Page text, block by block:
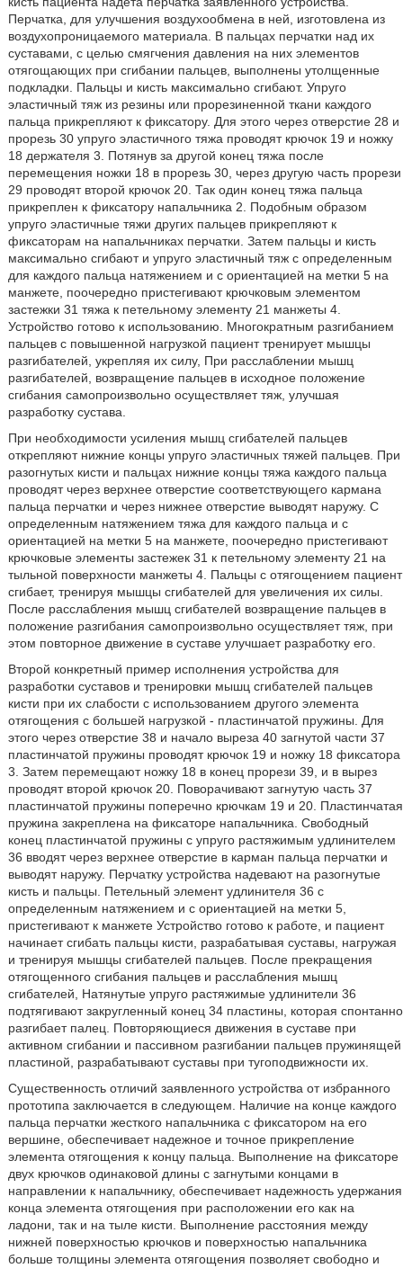
Перчатка, для улучшения воздухообмена в ней, изготовлена из
воздухопроницаемого материала. В пальцах перчатки над их
суставами, с целью смягчения давления на них элементов
отягощающих при сгибании пальцев, выполнены утолщенные
подкладки. Пальцы и кисть максимально сгибают. Упруго
эластичный тяж из резины или прорезиненной ткани каждого
пальца прикрепляют к фиксатору. Для этого через отверстие 28 и
прорезь 30 упруго эластичного тяжа проводят крючок 19 и ножку
18 держателя 3. Потянув за другой конец тяжа после
перемещения ножки 18 в прорезь 30, через другую часть прорези
29 проводят второй крючок 20. Так один конец тяжа пальца
прикреплен к фиксатору напальчника 2. Подобным образом
упруго эластичные тяжи других пальцев прикрепляют к
фиксаторам на напальчниках перчатки. Затем пальцы и кисть
максимально сгибают и упруго эластичный тяж с определенным
для каждого пальца натяжением и с ориентацией на метки 5 на
манжете, поочередно пристегивают крючковым элементом
застежки 31 тяжа к петельному элементу 21 манжеты 4.
Устройство готово к использованию. Многократным разгибанием
пальцев с повышенной нагрузкой пациент тренирует мышцы
разгибателей, укрепляя их силу, При расслаблении мышц
разгибателей, возвращение пальцев в исходное положение
сгибания самопроизвольно осуществляет тяж, улучшая
разработку сустава.
При необходимости усиления мышц сгибателей пальцев
открепляют нижние концы упруго эластичных тяжей пальцев. При
разогнутых кисти и пальцах нижние концы тяжа каждого пальца
проводят через верхнее отверстие соответствующего кармана
пальца перчатки и через нижнее отверстие выводят наружу. С
определенным натяжением тяжа для каждого пальца и с
ориентацией на метки 5 на манжете, поочередно пристегивают
крючковые элементы застежек 31 к петельному элементу 21 на
тыльной поверхности манжеты 4. Пальцы с отягощением пациент
сгибает, тренируя мышцы сгибателей для увеличения их силы.
После расслабления мышц сгибателей возвращение пальцев в
положение разгибания самопроизвольно осуществляет тяж, при
этом повторное движение в суставе улучшает разработку его.
Второй конкретный пример исполнения устройства для
разработки суставов и тренировки мышц сгибателей пальцев
кисти при их слабости с использованием другого элемента
отягощения с большей нагрузкой - пластинчатой пружины. Для
этого через отверстие 38 и начало выреза 40 загнутой части 37
пластинчатой пружины проводят крючок 19 и ножку 18 фиксатора
3. Затем перемещают ножку 18 в конец прорези 39, и в вырез
проводят второй крючок 20. Поворачивают загнутую часть 37
пластинчатой пружины поперечно крючкам 19 и 20. Пластинчатая
пружина закреплена на фиксаторе напальчника. Свободный
конец пластинчатой пружины с упруго растяжимым удлинителем
36 вводят через верхнее отверстие в карман пальца перчатки и
выводят наружу. Перчатку устройства надевают на разогнутые
кисть и пальцы. Петельный элемент удлинителя 36 с
определенным натяжением и с ориентацией на метки 5,
пристегивают к манжете Устройство готово к работе, и пациент
начинает сгибать пальцы кисти, разрабатывая суставы, нагружая
и тренируя мышцы сгибателей пальцев. После прекращения
отягощенного сгибания пальцев и расслабления мышц
сгибателей, Натянутые упруго растяжимые удлинители 36
подтягивают закругленный конец 34 пластины, которая спонтанно
разгибает палец. Повторяющиеся движения в суставе при
активном сгибании и пассивном разгибании пальцев пружинящей
пластиной, разрабатывают суставы при тугоподвижности их.
Существенность отличий заявленного устройства от избранного
прототипа заключается в следующем. Наличие на конце каждого
пальца перчатки жесткого напальчника с фиксатором на его
вершине, обеспечивает надежное и точное прикрепление
элемента отягощения к концу пальца. Выполнение на фиксаторе
двух крючков одинаковой длины с загнутыми концами в
направлении к напальчнику, обеспечивает надежность удержания
конца элемента отягощения при расположении его как на
ладони, так и на тыле кисти. Выполнение расстояния между
нижней поверхностью крючков и поверхностью напальчника
больше толщины элемента отягощения позволяет свободно и